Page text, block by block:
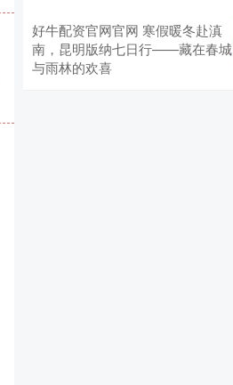
好牛配资官网官网 寒假暖冬赴滇
南，昆明版纳七日行——藏在春城
与雨林的欢喜